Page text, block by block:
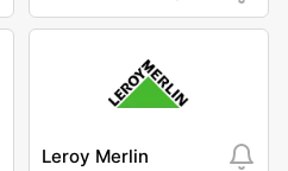
Leroy Merlin